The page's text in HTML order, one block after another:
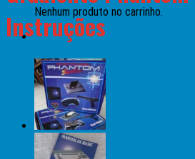
Nenhum produto no carrinho.
Instruções